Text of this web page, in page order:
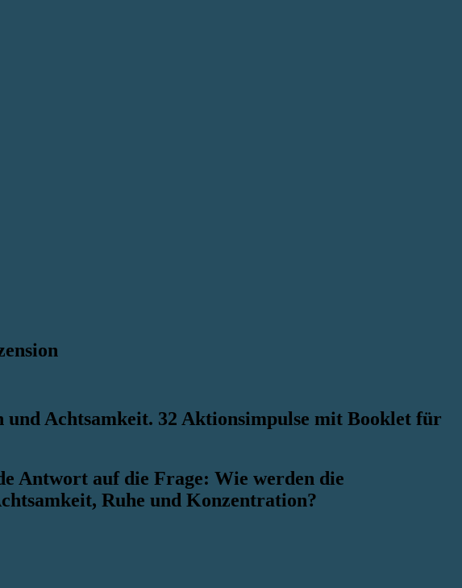
Achtsamkeit. 32 Aktionsimpulse mit Booklet für
Antwort auf die Frage: Wie werden die
Ruhe und Konzentration?